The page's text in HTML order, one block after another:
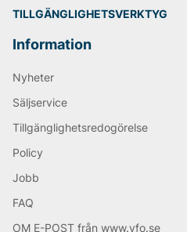
TILLGÄNGLIGHETSVERKTYG
Information
Nyheter
Säljservice
Tillgänglighetsredogörelse
Policy
Jobb
FAQ
OM E-POST från www.vfo.se